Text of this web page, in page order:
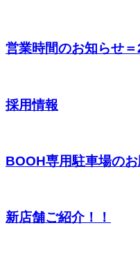
営業時間のお知らせ
採用情報
BOOH専用駐車場の
新店舗ご紹介！！